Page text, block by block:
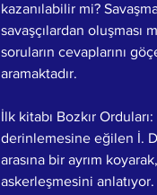
kazanılabilir mi?
savaşçılardan oluşması
soruların cevaplarını
aramaktadır.
İlk kitabı Bozkır
derinlemesine eğilen İ.
arasına bir ayrım
askerleşmesini anlatıyor.